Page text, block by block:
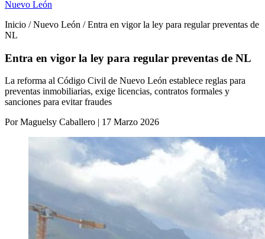
Nuevo León
Inicio / Nuevo León / Entra en vigor la ley para regular preventas de
NL
Entra en vigor la ley para regular preventas de NL
La reforma al Código Civil de Nuevo León establece reglas para
preventas inmobiliarias, exige licencias, contratos formales y
sanciones para evitar fraudes
Por Maguelsy Caballero | 17 Marzo 2026